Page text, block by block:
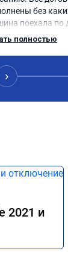
без
поехала по
Всё
полностью
›
2021 и